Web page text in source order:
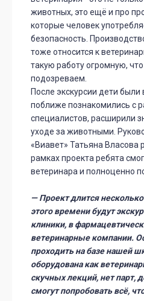
животных, это ещё и про
которые человек
безопасность.
тоже относится к
такую работу огромную,
подозреваем.
После экскурсии дети
поближе познакомились с
специалистов, расширили
уходе за животными.
«Виавет» Татьяна Власова
рамках проекта ребята
ветеринара и полноценно
— Проект длится
этого времени будут
клиники, в
ветеринарные компании.
проходить на базе нашей
оборудована как
скучных лекций, нет парт,
смогут попробовать всё,